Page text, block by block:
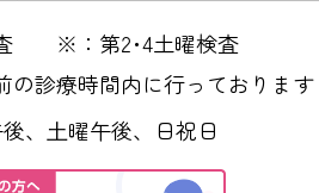
※：第2･4土曜検査
の診療時間内に行っております
、⼟曜午後、日祝日